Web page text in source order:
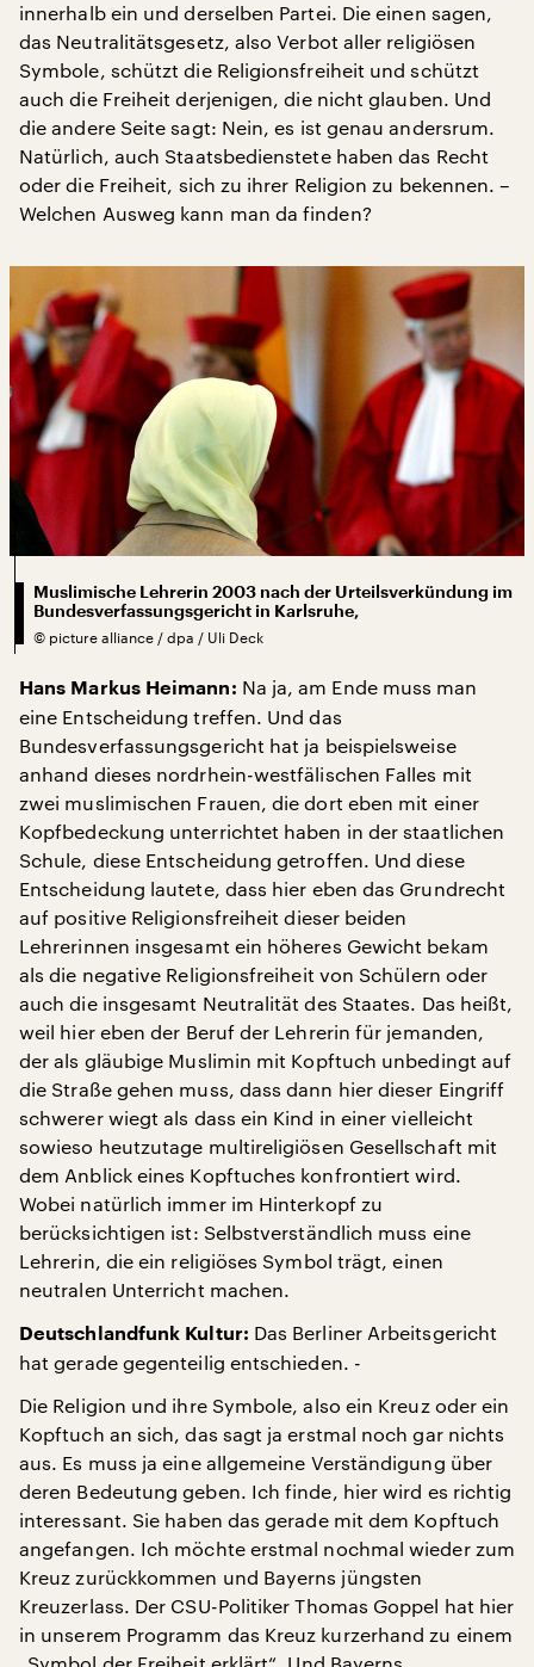
innerhalb ein und derselben Partei. Die einen sagen,
das Neutralitätsgesetz, also Verbot aller religiösen
Symbole, schützt die Religionsfreiheit und schützt
auch die Freiheit derjenigen, die nicht glauben. Und
die andere Seite sagt: Nein, es ist genau andersrum.
Natürlich, auch Staatsbedienstete haben das Recht
oder die Freiheit, sich zu ihrer Religion zu bekennen. –
Welchen Ausweg kann man da finden?
Muslimische Lehrerin 2003 nach der Urteilsverkündung im
Bundesverfassungsgericht in Karlsruhe,
© picture alliance / dpa / Uli Deck
Hans Markus Heimann: Na ja, am Ende muss man
eine Entscheidung treffen. Und das
Bundesverfassungsgericht hat ja beispielsweise
anhand dieses nordrhein-westfälischen Falles mit
zwei muslimischen Frauen, die dort eben mit einer
Kopfbedeckung unterrichtet haben in der staatlichen
Schule, diese Entscheidung getroffen. Und diese
Entscheidung lautete, dass hier eben das Grundrecht
auf positive Religionsfreiheit dieser beiden
Lehrerinnen insgesamt ein höheres Gewicht bekam
als die negative Religionsfreiheit von Schülern oder
auch die insgesamt Neutralität des Staates. Das heißt,
weil hier eben der Beruf der Lehrerin für jemanden,
der als gläubige Muslimin mit Kopftuch unbedingt auf
die Straße gehen muss, dass dann hier dieser Eingriff
schwerer wiegt als dass ein Kind in einer vielleicht
sowieso heutzutage multireligiösen Gesellschaft mit
dem Anblick eines Kopftuches konfrontiert wird.
Wobei natürlich immer im Hinterkopf zu
berücksichtigen ist: Selbstverständlich muss eine
Lehrerin, die ein religiöses Symbol trägt, einen
neutralen Unterricht machen.
Deutschlandfunk Kultur: Das Berliner Arbeitsgericht
hat gerade gegenteilig entschieden. -
Die Religion und ihre Symbole, also ein Kreuz oder ein
Kopftuch an sich, das sagt ja erstmal noch gar nichts
aus. Es muss ja eine allgemeine Verständigung über
deren Bedeutung geben. Ich finde, hier wird es richtig
interessant. Sie haben das gerade mit dem Kopftuch
angefangen. Ich möchte erstmal nochmal wieder zum
Kreuz zurückkommen und Bayerns jüngsten
Kreuzerlass. Der CSU-Politiker Thomas Goppel hat hier
in unserem Programm das Kreuz kurzerhand zu einem